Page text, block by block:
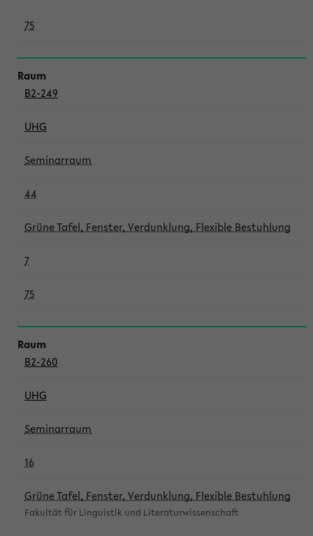
75
B2-249
UHG
Seminarraum
44
Grüne Tafel, Fenster, Verdunklung, Flexible Bestuhlung
7
75
B2-260
UHG
Seminarraum
16
Grüne Tafel, Fenster, Verdunklung, Flexible Bestuhlung
Fakultät für Linguistik und Literaturwissenschaft